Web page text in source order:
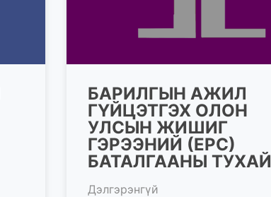
БАРИЛГЫН АЖИЛ
ГҮЙЦЭТГЭХ ОЛОН
УЛСЫН ЖИШИГ
ГЭРЭЭНИЙ (ЕРС)
БАТАЛГААНЫ ТУХАЙ
Дэлгэрэнгүй